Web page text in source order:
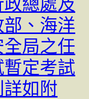
、海洋
局之任
定考試
如附